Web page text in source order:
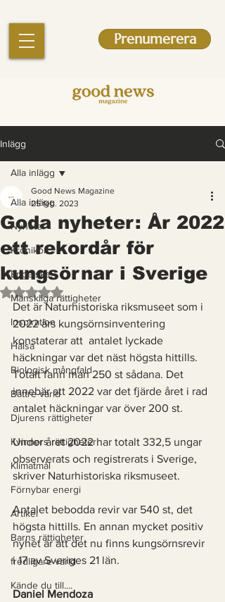
Prenumerera
Inlägg
Alla inlägg
Nyheter
Krönikor
Engelska
Mänskliga rättigheter
Inspiration
Hälsa
Biologisk mångfald
Bättre värld
Djurens rättigheter
Kvinnors rättigheter
Klimatmål
Förnybar energi
Artikel
Barns rättigheter
fredligare värld
Kände du till....
Alla inlägg
Goda nyheter: År 2022
ett rekordår för
kungsörnar i Sverige
Good News Magazine
25 feb. 2023
Betygsatt till NaN av 5 stjärnor.
Det är Naturhistoriska riksmuseet som i
2022 års kungsörnsinventering
konstaterar att antalet lyckade
häckningar var det näst högsta hittills.
Totalt fann man 250 st sådana. Det
innebär att 2022 var det fjärde året i rad
antalet häckningar var över 200 st.
Under året 2022 har totalt 332,5 ungar
observerats och registrerats i Sverige,
skriver Naturhistoriska riksmuseet.
Antalet bebodda revir var 540 st, det
högsta hittills. En annan mycket positiv
nyhet är att det nu finns kungsörnsrevir
i 17 av Sveriges 21 län.
Daniel Mendoza